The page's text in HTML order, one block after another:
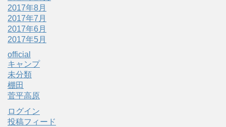
2017年8月
2017年7月
2017年6月
2017年5月
official
キャンプ
未分類
棚田
菅平高原
ログイン
投稿フィード